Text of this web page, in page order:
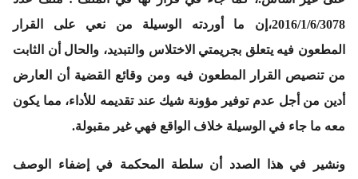
2016/1/6/3078،إن ما أوردته الوسيلة من نعي على القرار
المطعون فيه يتعلق بجريمتي الاختلاس والتبديد، والحال أن الثابت
من تنصيص القرار المطعون فيه ومن وقائع القضية أن العارض
أدين من أجل عدم توفير مؤونة شيك عند تقديمه للأداء، مما يكون
معه ما جاء في الوسيلة خلاف الواقع فهي غير مقبولة.
ونشير في هذا الصدد أن سلطة المحكمة في إضفاء الوصف